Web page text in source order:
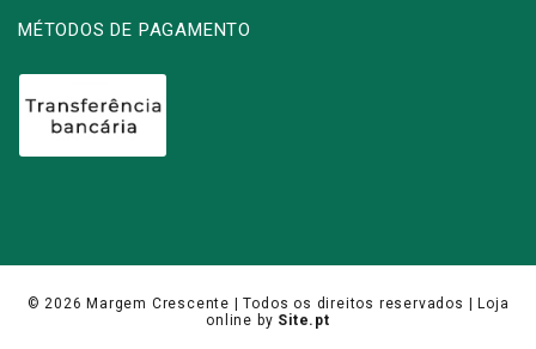
MÉTODOS DE PAGAMENTO
© 2026 Margem Crescente | Todos os direitos reservados |
Loja
online by Site.pt